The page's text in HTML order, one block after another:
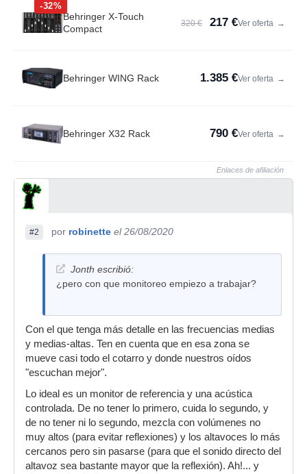
-32%
Behringer X-Touch
Compact
320 € 217 €Ver oferta →
Behringer WING Rack 1.385 €Ver oferta →
Behringer X32 Rack 790 €Ver oferta →
Enlaces de afiliación
#2 por robinette el 26/08/2020
Jonth escribió:
¿pero con que monitoreo empiezo a trabajar?
Con el que tenga más detalle en las frecuencias medias
y medias-altas. Ten en cuenta que en esa zona se
mueve casi todo el cotarro y donde nuestros oídos
"escuchan mejor".
Lo ideal es un monitor de referencia y una acústica
controlada. De no tener lo primero, cuida lo segundo, y
de no tener ni lo segundo, mezcla con volúmenes no
muy altos (para evitar reflexiones) y los altavoces lo más
cercanos pero sin pasarse (para que el sonido directo del
altavoz sea bastante mayor que la reflexión). Ah!... y